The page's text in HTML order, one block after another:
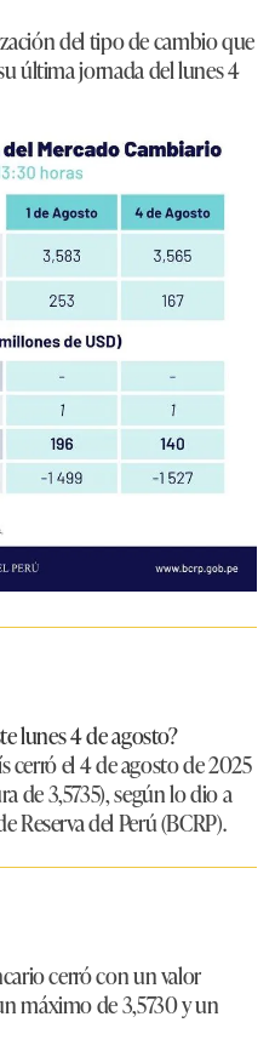
del tipo de cambio que
última jornada del lunes 4
lunes 4 de agosto?
cerró el 4 de agosto de 2025
de3,5735), según lo dio a
Reserva del Perú (BCRP).
cerró con un valor
máximo de3,5730y un